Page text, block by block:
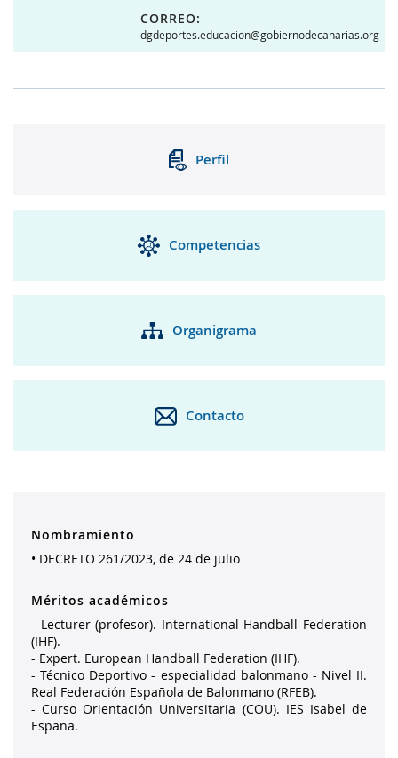
CORREO:
dgdeportes.educacion@gobiernodecanarias.org
Perfil
Competencias
Organigrama
Contacto
Nombramiento
• DECRETO 261/2023, de 24 de julio
Méritos académicos
- Lecturer (profesor). International Handball Federation
(IHF).
- Expert. European Handball Federation (IHF).
- Técnico Deportivo - especialidad balonmano - Nivel II.
Real Federación Española de Balonmano (RFEB).
- Curso Orientación Universitaria (COU). IES Isabel de
España.